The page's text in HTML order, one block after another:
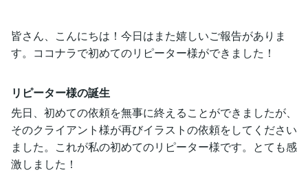
皆さん、こんにちは！今日はまた嬉しいご報告がありま
す。ココナラで初めてのリピーター様ができました！
リピーター様の誕生
先日、初めての依頼を無事に終えることができましたが、
そのクライアント様が再びイラストの依頼をしてください
ました。これが私の初めてのリピーター様です。とても感
激しました！